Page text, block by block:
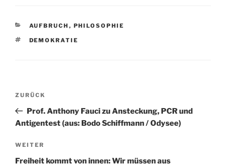
KATEGORIEN
AUFBRUCH , PHILOSOPHIE
SCHLAGWÖRTER
DEMOKRATIE
Beitragsnavigation
Vorheriger
Beitrag
ZURÜCK
Prof. Anthony Fauci zu Ansteckung, PCR und
Antigentest (aus: Bodo Schiffmann / Odysee)
Nächster
Beitrag
WEITER
Freiheit kommt von innen: Wir müssen aus